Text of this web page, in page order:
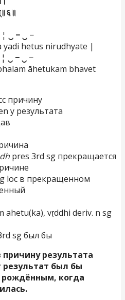
‿ − ‿ −
yadi hetus nirudhyate |
‿ − ‿ −
āhetukam bhavet
причину
у результата
pres 3rd sg прекращается
loc в прекращенном
ahetu(ka), vṛddhi deriv. n sg
sg был бы
результата
результат был бы
рождённым, когда